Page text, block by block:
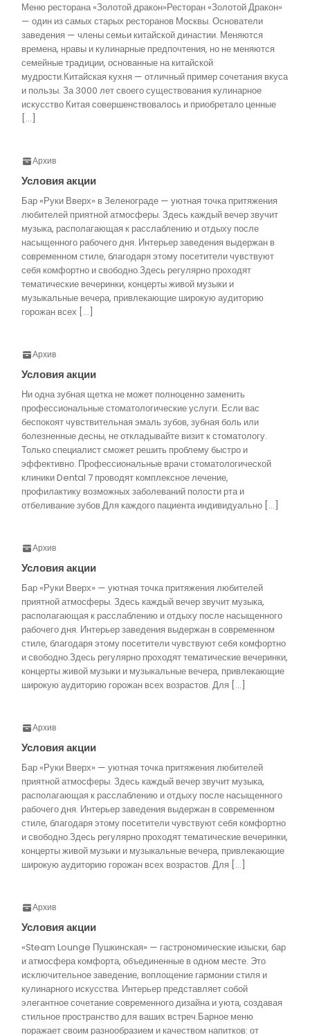
Меню ресторана «Золотой дракон»Ресторан «Золотой Дракон»
— один из самых старых ресторанов Москвы. Основатели
заведения — члены семьи китайской династии. Меняются
времена, нравы и кулинарные предпочтения, но не меняются
семейные традиции, основанные на китайской
мудрости.Китайская кухня — отличный пример сочетания вкуса
и пользы. За 3000 лет своего существования кулинарное
искусство Китая совершенствовалось и приобретало ценные
[…]
Архив
Условия акции
Бар «Руки Вверх» в Зеленограде — уютная точка притяжения
любителей приятной атмосферы. Здесь каждый вечер звучит
музыка, располагающая к расслаблению и отдыху после
насыщенного рабочего дня. Интерьер заведения выдержан в
современном стиле, благодаря этому посетители чувствуют
себя комфортно и свободно.Здесь регулярно проходят
тематические вечеринки, концерты живой музыки и
музыкальные вечера, привлекающие широкую аудиторию
горожан всех […]
Архив
Условия акции
Ни одна зубная щетка не может полноценно заменить
профессиональные стоматологические услуги. Если вас
беспокоят чувствительная эмаль зубов, зубная боль или
болезненные десны, не откладывайте визит к стоматологу.
Только специалист сможет решить проблему быстро и
эффективно. Профессиональные врачи стоматологической
клиники Dental 7 проводят комплексное лечение,
профилактику возможных заболеваний полости рта и
отбеливание зубов.Для каждого пациента индивидуально […]
Архив
Условия акции
Бар «Руки Вверх» — уютная точка притяжения любителей
приятной атмосферы. Здесь каждый вечер звучит музыка,
располагающая к расслаблению и отдыху после насыщенного
рабочего дня. Интерьер заведения выдержан в современном
стиле, благодаря этому посетители чувствуют себя комфортно
и свободно.Здесь регулярно проходят тематические вечеринки,
концерты живой музыки и музыкальные вечера, привлекающие
широкую аудиторию горожан всех возрастов. Для […]
Архив
Условия акции
Бар «Руки Вверх» — уютная точка притяжения любителей
приятной атмосферы. Здесь каждый вечер звучит музыка,
располагающая к расслаблению и отдыху после насыщенного
рабочего дня. Интерьер заведения выдержан в современном
стиле, благодаря этому посетители чувствуют себя комфортно
и свободно.Здесь регулярно проходят тематические вечеринки,
концерты живой музыки и музыкальные вечера, привлекающие
широкую аудиторию горожан всех возрастов. Для […]
Архив
Условия акции
«Steam Lounge Пушкинская» — гастрономические изыски, бар
и атмосфера комфорта, объединенные в одном месте. Это
исключительное заведение, воплощение гармонии стиля и
кулинарного искусства. Интерьер представляет собой
элегантное сочетание современного дизайна и уюта, создавая
стильное пространство для ваших встреч.Барное меню
поражает своим разнообразием и качеством напитков: от